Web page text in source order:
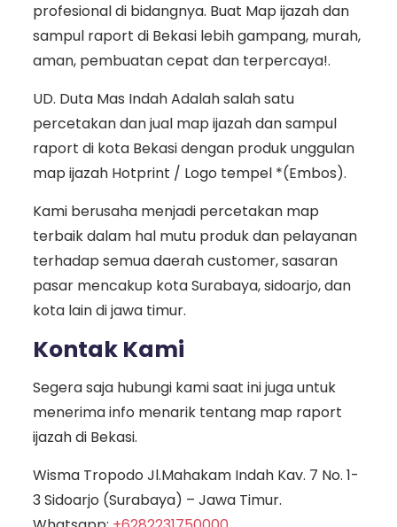
profesional di bidangnya. Buat Map ijazah dan
sampul raport di Bekasi lebih gampang, murah,
aman, pembuatan cepat dan terpercaya!.
UD. Duta Mas Indah Adalah salah satu
percetakan dan jual map ijazah dan sampul
raport di kota Bekasi dengan produk unggulan
map ijazah Hotprint / Logo tempel *(Embos).
Kami berusaha menjadi percetakan map
terbaik dalam hal mutu produk dan pelayanan
terhadap semua daerah customer, sasaran
pasar mencakup kota Surabaya, sidoarjo, dan
kota lain di jawa timur.
Kontak Kami
Segera saja hubungi kami saat ini juga untuk
menerima info menarik tentang map raport
ijazah di Bekasi.
Wisma Tropodo Jl.Mahakam Indah Kav. 7 No. 1-
3 Sidoarjo (Surabaya) – Jawa Timur.